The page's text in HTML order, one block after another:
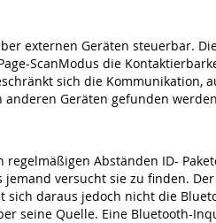
externen Geräten steuerbar.
ScanModus die
sich die Kommunikation,
Geräten gefunden
Abständen ID-
versucht sie zu finden.
daraus jedoch nicht die
seine Quelle. Eine Bluetooth-